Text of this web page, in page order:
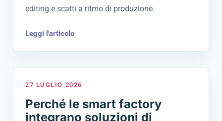
editing e scatti a ritmo di produzione.
Leggi l'articolo
27 LUGLIO 2026
Perché le smart factory
integrano soluzioni di